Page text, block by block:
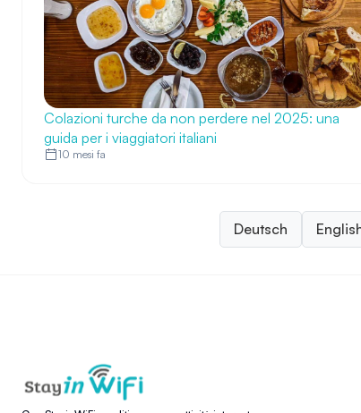
Colazioni turche da non perdere nel 2025: una
guida per i viaggiatori italiani
10 mesi fa
Deutsch